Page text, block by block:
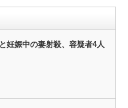
妊娠中の妻射殺、容疑者4人